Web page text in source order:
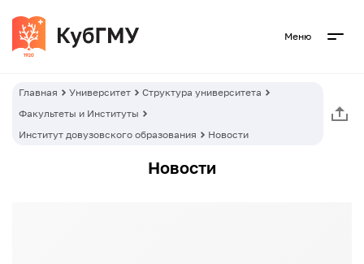
Меню
Главная Университет
Структура университета
Факультеты и Институты
Институт довузовского образования
Новости
Новости